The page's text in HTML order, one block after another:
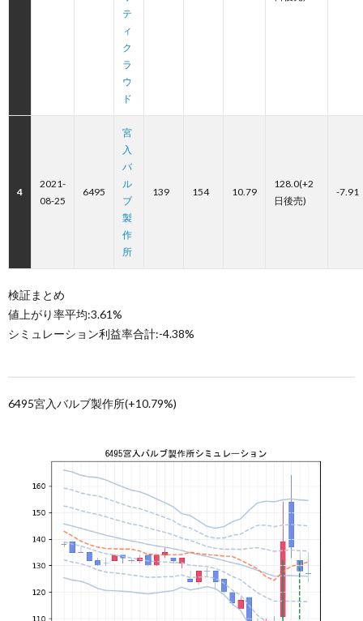
テ
ィ
ク
ラ
ウ
ド
4
2021-
08-25
6495
宮
入
バ
ル
ブ
製
作
所
139 154 10.79
128.0(+2
日後売)
-7.91
検証まとめ
値上がり率平均:3.61%
シミュレーション利益率合計:-4.38%
6495宮入バルブ製作所(+10.79%)